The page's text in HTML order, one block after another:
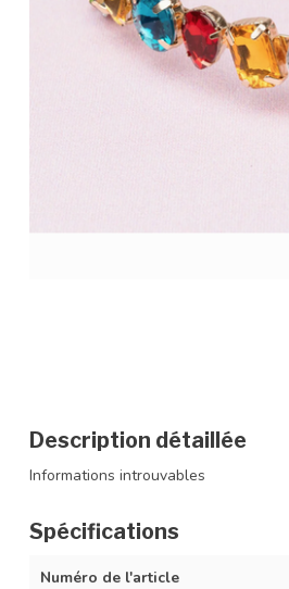
Description détaillée
Informations introuvables
Spécifications
Numéro de l'article